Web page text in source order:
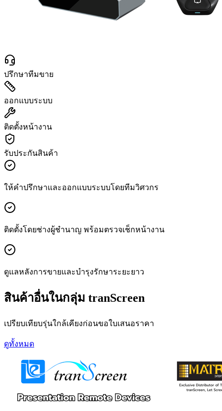
ปรึกษาทีมขาย
ออกแบบระบบ
ติดตั้งหน้างาน
รับประกันสินค้า
ให้คำปรึกษาและออกแบบระบบโดยทีมวิศวกร
ติดตั้งโดยช่างผู้ชำนาญ พร้อมตรวจเช็กหน้างาน
ดูแลหลังการขายและบำรุงรักษาระยะยาว
สินค้าอื่นในกลุ่ม tranScreen
เปรียบเทียบรุ่นใกล้เคียงก่อนขอใบเสนอราคา
ดูทั้งหมด